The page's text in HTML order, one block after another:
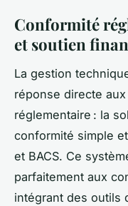
Conformité
et soutien
La gestion
réponse directe
réglementaire : la
conformité simple
et BACS. Ce
parfaitement aux
intégrant des outils